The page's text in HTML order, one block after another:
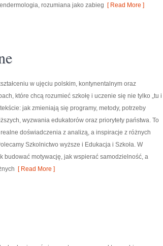
rozumiana jako zabieg [ Read More ]
w ujęciu polskim, kontynentalnym oraz
które chcą rozumieć szkołę i uczenie się nie tylko „tu i
jak zmieniają się programy, metody, potrzeby
wyzwania edukatorów oraz priorytety państwa. To
doświadczenia z analizą, a inspiracje z różnych
Szkolnictwo wyższe i Edukacja i Szkoła. W
budować motywację, jak wspierać samodzielność, a
[ Read More ]